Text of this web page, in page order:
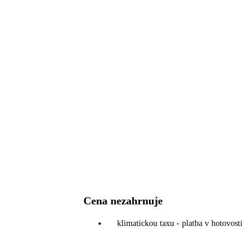
Cena nezahrnuje
klimatickou taxu - platba v